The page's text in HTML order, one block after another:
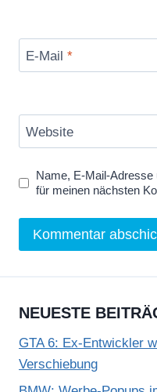
E-Mail *
Website
Name, E-Mail-
für meinen nächsten
NEUESTE
GTA 6: Ex-Entwickler
Verschiebung